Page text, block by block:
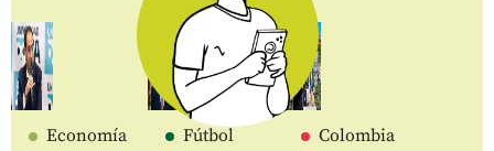
Economía Fútbol Colombia